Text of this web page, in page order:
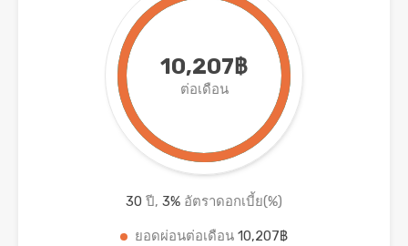
10,207฿
ต่อเดือน
30 ปี, 3% อัตราดอกเบี้ย(%)
ยอดผ่อนต่อเดือน 10,207฿